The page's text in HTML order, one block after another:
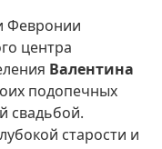
Февронии
центра
Валентина
подопечных
свадьбой.
старости и